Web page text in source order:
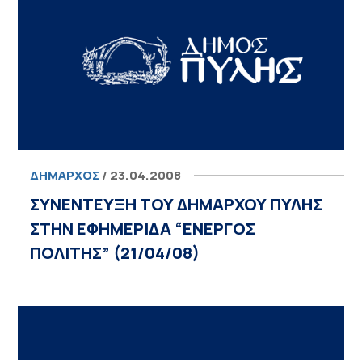
ΔΉΜΑΡΧΟΣ / 23.04.2008
ΣΥΝΕΝΤΕΥΞΗ ΤΟΥ ΔΗΜΑΡΧΟΥ ΠΥΛΗΣ
ΣΤΗΝ ΕΦΗΜΕΡΙΔΑ “ΕΝΕΡΓΟΣ
ΠΟΛΙΤΗΣ” (21/04/08)